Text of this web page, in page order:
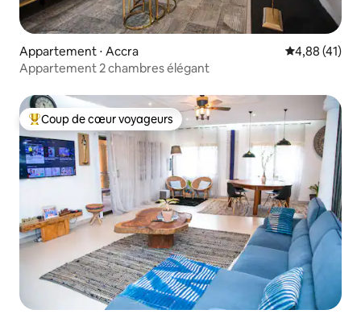
Appartement ⋅ Accra Évaluation
4,88 (41)
Appartement 2 chambres élégant
Coups de cœur voyageurs les plus appréciés
Coup de cœur voyageurs